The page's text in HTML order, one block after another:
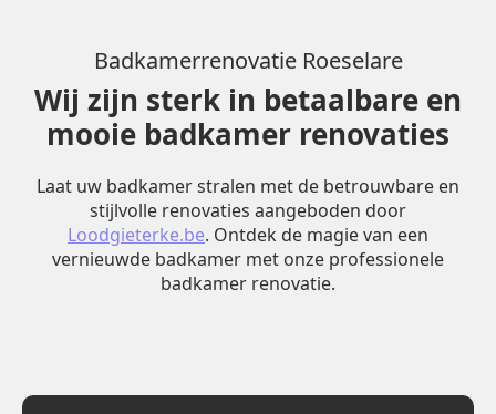
Badkamerrenovatie Roeselare
Wij zijn sterk in betaalbare en
mooie badkamer renovaties
Laat uw badkamer stralen met de betrouwbare en
stijlvolle renovaties aangeboden door
Loodgieterke.be. Ontdek de magie van een
vernieuwde badkamer met onze professionele
badkamer renovatie.